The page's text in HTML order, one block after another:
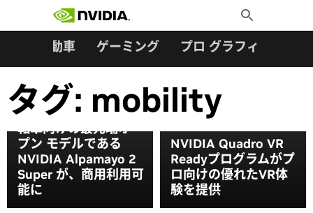
Toggle
Search
自動車 ゲーミング プロ グラフィックス
タグ: mobility
ロボタクシーや自動運
転車向けの最先端オー
プン モデルである
NVIDIA Alpamayo 2
Super が、商用利用可
能に
NVIDIA Quadro VR
Readyプログラムがプ
ロ向けの優れたVR体
験を提供